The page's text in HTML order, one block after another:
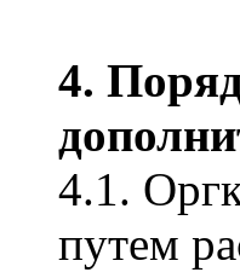
4.
4.1.
путем